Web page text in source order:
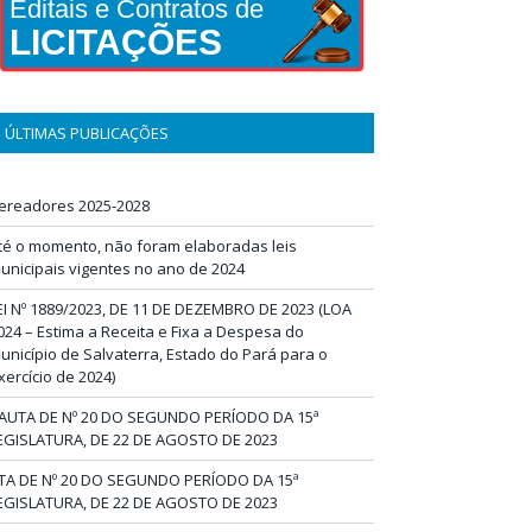
Editais e Contratos de
LICITAÇÕES
ÚLTIMAS PUBLICAÇÕES
2025-2028
o momento, não foram elaboradas leis
vigentes no ano de 2024
Nº 1889/2023, DE 11 DE DEZEMBRO DE 2023 (LOA
– Estima a Receita e Fixa a Despesa do
de Salvaterra, Estado do Pará para o
de 2024)
DE Nº 20 DO SEGUNDO PERÍODO DA 15ª
DE 22 DE AGOSTO DE 2023
DE Nº 20 DO SEGUNDO PERÍODO DA 15ª
DE 22 DE AGOSTO DE 2023